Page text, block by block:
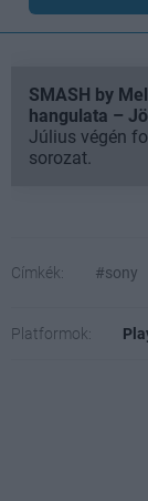
SMASH by
hangulata –
Július végén
sorozat.
Címkék: #sony
Platformok: